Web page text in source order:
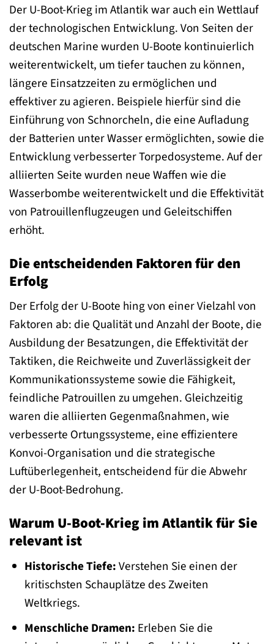
Der U-Boot-Krieg im Atlantik war auch ein Wettlauf
der technologischen Entwicklung. Von Seiten der
deutschen Marine wurden U-Boote kontinuierlich
weiterentwickelt, um tiefer tauchen zu können,
längere Einsatzzeiten zu ermöglichen und
effektiver zu agieren. Beispiele hierfür sind die
Einführung von Schnorcheln, die eine Aufladung
der Batterien unter Wasser ermöglichten, sowie die
Entwicklung verbesserter Torpedosysteme. Auf der
alliierten Seite wurden neue Waffen wie die
Wasserbombe weiterentwickelt und die Effektivität
von Patrouillenflugzeugen und Geleitschiffen
erhöht.
Die entscheidenden Faktoren für den
Erfolg
Der Erfolg der U-Boote hing von einer Vielzahl von
Faktoren ab: die Qualität und Anzahl der Boote, die
Ausbildung der Besatzungen, die Effektivität der
Taktiken, die Reichweite und Zuverlässigkeit der
Kommunikationssysteme sowie die Fähigkeit,
feindliche Patrouillen zu umgehen. Gleichzeitig
waren die alliierten Gegenmaßnahmen, wie
verbesserte Ortungssysteme, eine effizientere
Konvoi-Organisation und die strategische
Luftüberlegenheit, entscheidend für die Abwehr
der U-Boot-Bedrohung.
Warum U-Boot-Krieg im Atlantik für Sie
relevant ist
Historische Tiefe:Verstehen Sie einen der
kritischsten Schauplätze des Zweiten
Weltkriegs.
Menschliche Dramen: Erleben Sie die